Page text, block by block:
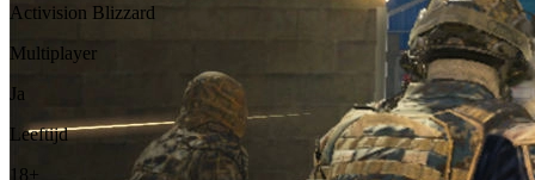
Activision Blizzard
Multiplayer
Ja
Leeftijd
18+